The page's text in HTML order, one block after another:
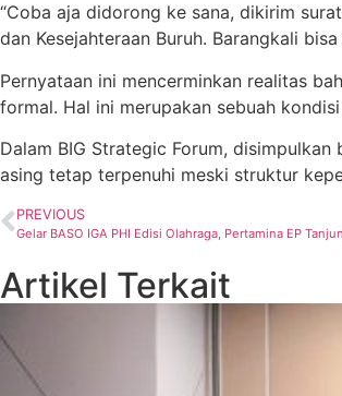
“Coba aja didorong ke sana, dikirim
dan Kesejahteraan Buruh. Barangkali
Pernyataan ini mencerminkan realitas
formal. Hal ini merupakan sebuah
Dalam BIG Strategic Forum,
asing tetap terpenuhi meski struktur
PREVIOUS
Artikel Terkait